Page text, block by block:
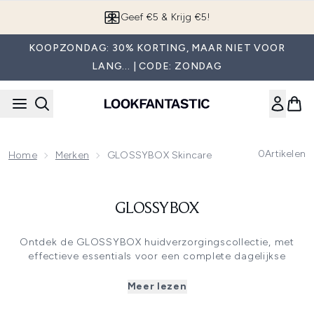
Geef €5 & Krijg €5!
KOOPZONDAG: 30% KORTING, MAAR NIET VOOR
LANG... | CODE: ZONDAG
Home Merken GLOSSYBOX Skincare 0Artikelen
GLOSSYBOX
Ontdek de GLOSSYBOX huidverzorgingscollectie, met
effectieve essentials voor een complete dagelijkse
diepzuiverende charcoal reinigers tot exfoliërende
Meer lezen